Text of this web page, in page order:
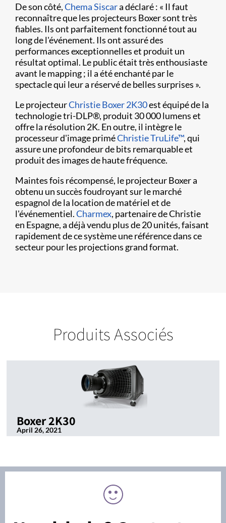
De son côté,Chema Siscara déclaré : « Il faut
reconnaître que les projecteurs Boxer sont très
fiables. Ils ont parfaitement fonctionné tout au
long de l'événement. Ils ont assuré des
performances exceptionnelles et produit un
résultat optimal. Le public était très enthousiaste
avant le mapping ; il a été enchanté par le
spectacle qui leur a réservé de belles surprises ».
Le projecteurChristie Boxer 2K30est équipé de la
technologie tri-DLP®, produit 30 000 lumens et
offre la résolution 2K. En outre, il intègre le
processeur d'image priméChristie TruLife™, qui
assure une profondeur de bits remarquable et
produit des images de haute fréquence.
Maintes fois récompensé, le projecteur Boxer a
obtenu un succès foudroyant sur le marché
espagnol de la location de matériel et de
l'événementiel.Charmex, partenaire de Christie
en Espagne, a déjà vendu plus de 20 unités, faisant
rapidement de ce système une référence dans ce
secteur pour les projections grand format.
Produits Associés
Boxer 2K30
April 26, 2021